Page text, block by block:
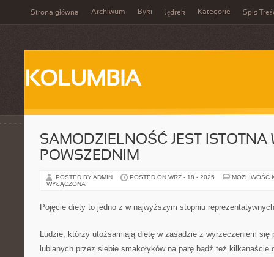
Strona główna Archiwum Byki Jędrek Kategorie Spis
KOLUMBIA
SAMODZIELNOŚĆ JEST ISTOTNA
POWSZEDNIM
POSTED BY ADMIN POSTED ON WRZ - 18 - 2025
MOŻLIWOŚĆ
WYŁĄCZONA
Pojęcie diety to jedno z w najwyższym stopniu
Ludzie, którzy utożsamiają dietę w zasadzie z wyrzeczeniem się
lubianych przez siebie smakołyków na parę bądź też